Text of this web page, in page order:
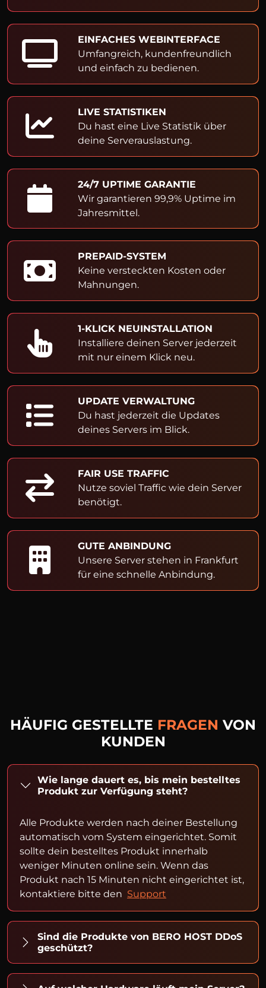
EINFACHES WEBINTERFACE
Umfangreich, kundenfreundlich
und einfach zu bedienen.
LIVE STATISTIKEN
Du hast eine Live Statistik über
deine Serverauslastung.
24/7 UPTIME GARANTIE
Wir garantieren 99,9% Uptime im
Jahresmittel.
PREPAID-SYSTEM
Keine versteckten Kosten oder
Mahnungen.
1-KLICK NEUINSTALLATION
Installiere deinen Server jederzeit
mit nur einem Klick neu.
UPDATE VERWALTUNG
Du hast jederzeit die Updates
deines Servers im Blick.
FAIR USE TRAFFIC
Nutze soviel Traffic wie dein Server
benötigt.
GUTE ANBINDUNG
Unsere Server stehen in Frankfurt
für eine schnelle Anbindung.
HÄUFIG GESTELLTE FRAGEN VON
KUNDEN
Wie lange dauert es, bis mein bestelltes
Produkt zur Verfügung steht?
Alle Produkte werden nach deiner Bestellung
automatisch vom System eingerichtet. Somit
sollte dein bestelltes Produkt innerhalb
weniger Minuten online sein. Wenn das
Produkt nach 15 Minuten nicht eingerichtet ist,
kontaktiere bitte den Support
Sind die Produkte von BERO HOST DDoS
geschützt?